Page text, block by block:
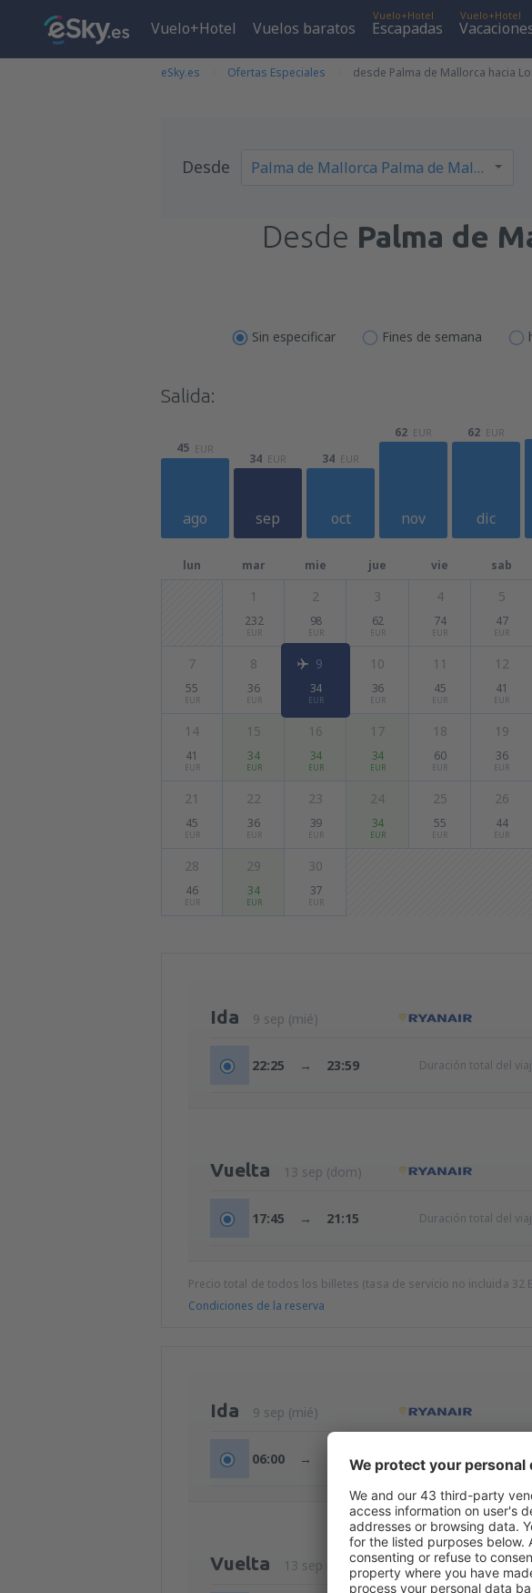
Vuelo+Hotel Vuelos baratos
Vuelo+Hotel
Escapadas
Vuelo+Hotel
eSky.es Ofertas Especiales desde Palma de Mallorca hacia
Desde
Desde Palma de
Sin especificar
Fines de semana
Salida:
ago
45 EUR
sep
34 EUR
oct
34 EUR
nov
62 EUR
dic
62 EUR
lun mar mie jue vie sab
1
232
EUR
2
98
EUR
3
62
EUR
4
74
EUR
5
47
EUR
7
55
EUR
8
36
EUR
9
34
EUR
10
36
EUR
11
45
EUR
12
41
EUR
14
41
EUR
15
34
EUR
16
34
EUR
17
34
EUR
18
60
EUR
19
36
EUR
21
45
EUR
22
36
EUR
23
39
EUR
24
34
EUR
25
55
EUR
26
44
EUR
28
46
EUR
29
34
EUR
30
37
EUR
Ida 9 sep (mié)
22:25 → 23:59 Duración total del
Vuelta 13 sep (dom)
17:45 → 21:15 Duración total del
Precio total de todos los billetes (tasa de servicio no incluida 32
Condiciones de la reserva
Ida 9 sep (mié)
06:00 → 07:35 Duración total del
Vuelta 13 sep (dom)